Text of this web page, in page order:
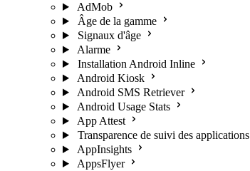
AdMob
Âge de la gamme
Signaux d'âge
Alarme
Installation Android Inline
Android Kiosk
Android SMS Retriever
Android Usage Stats
App Attest
Transparence de suivi des applications
AppInsights
AppsFlyer